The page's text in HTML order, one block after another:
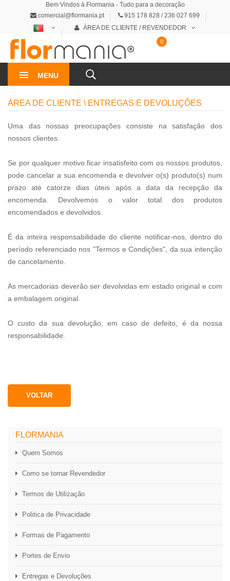
Bem Vindos à Flormania - Tudo para a decoração
comercial@flormania.pt
915 178 828 / 236 027 699
ÁREA DE CLIENTE / REVENDEDOR
MENU
0
ÁREA DE CLIENTE \ ENTREGAS E DEVOLUÇÕES
Uma das nossas preocupações consiste na satisfação dos
nossos clientes.
Se por qualquer motivo ficar insatisfeito com os nossos produtos,
pode cancelar a sua encomenda e devolver o(s) produto(s) num
prazo até catorze dias úteis após a data da recepção da
encomenda. Devolvemos o valor total dos produtos
encomendados e devolvidos.
É da inteira responsabilidade do cliente notificar-nos, dentro do
período referenciado nos "Termos e Condições", da sua intenção
de cancelamento.
As mercadorias deverão ser devolvidas em estado original e com
a embalagem original.
O custo da sua devolução, em caso de defeito, é da nossa
responsabilidade.
VOLTAR
FLORMANIA
Quem Somos
Como se tornar Revendedor
Termos de Utilização
Politica de Privacidade
Formas de Pagamento
Portes de Envio
Entregas e Devoluções